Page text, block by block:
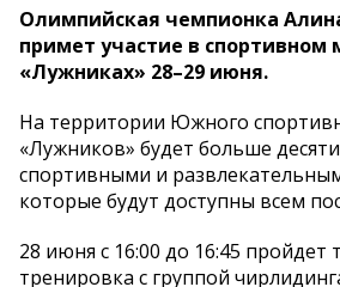
Олимпийская чемпионка
примет участие в спортивном
«Лужниках» 28–29 июня.
На территории Южного
«Лужников» будет больше
спортивными и
которые будут доступны всем
28 июня с 16:00 до 16:45 пройдет
тренировка с группой